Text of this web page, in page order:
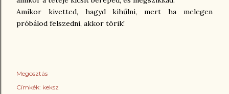
Amikor kivetted, hagyd kihűlni, mert ha melegen
próbálod felszedni, akkor törik!
Megosztás
Címkék: keksz